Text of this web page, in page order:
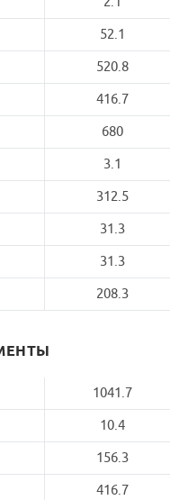
52.1
520.8
416.7
680
3.1
312.5
31.3
31.3
208.3
1041.7
10.4
156.3
416.7